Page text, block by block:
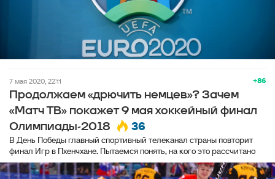
+86
7 мая 2020, 22:11
Продолжаем «дрючить немцев»? Зачем
«Матч ТВ» покажет 9 мая хоккейный финал
Олимпиады-2018
36
В День Победы главный спортивный телеканал страны повторит
финал Игр в Пхенчхане. Пытаемся понять, на кого это рассчитано